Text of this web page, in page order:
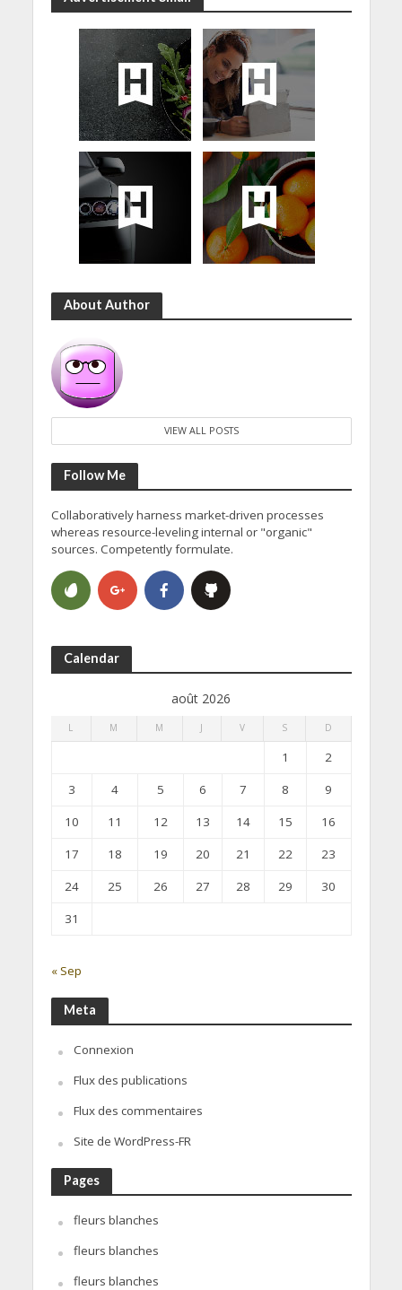
About Author
VIEW ALL POSTS
Follow Me
Collaboratively harness market-driven processes
whereas resource-leveling internal or "organic"
sources. Competently formulate.
Calendar
août 2026
L M M J V S D
1
2
3
4 5 6 7 8
9
10
11 12 13 14 15
16
17
18 19 20 21 22
23
24
25 26 27 28 29
30
31
« Sep
Meta
Connexion
Flux des publications
Flux des commentaires
Site de WordPress-FR
Pages
fleurs blanches
fleurs blanches
fleurs blanches